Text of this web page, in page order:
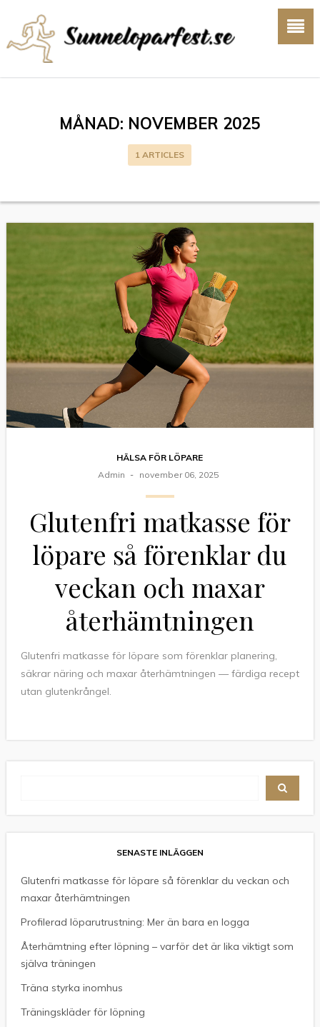
MÅNAD: NOVEMBER 2025
1 ARTICLES
HÄLSA FÖR LÖPARE
Admin
november 06, 2025
Glutenfri matkasse för
löpare så förenklar du
veckan och maxar
återhämtningen
Glutenfri matkasse för löpare som förenklar planering,
säkrar näring och maxar återhämtningen — färdiga recept
utan glutenkrångel.
SENASTE INLÄGGEN
Glutenfri matkasse för löpare så förenklar du veckan och
maxar återhämtningen
Profilerad löparutrustning: Mer än bara en logga
Återhämtning efter löpning – varför det är lika viktigt som
själva träningen
Träna styrka inomhus
Träningskläder för löpning